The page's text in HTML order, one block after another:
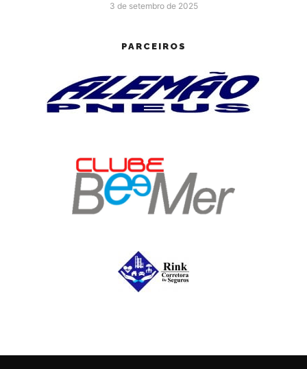
3 de setembro de 2025
PARCEIROS